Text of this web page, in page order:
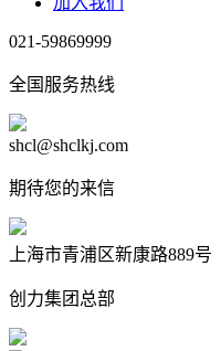
021-59869999
全国服务热线
shcl@shclkj.com
期待您的来信
上海市青浦区新康路889号
创力集团总部